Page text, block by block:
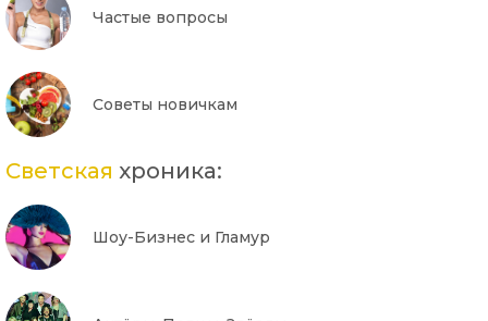
Частые вопросы
Советы новичкам
Светская хроника:
Шоу-Бизнес и Гламур